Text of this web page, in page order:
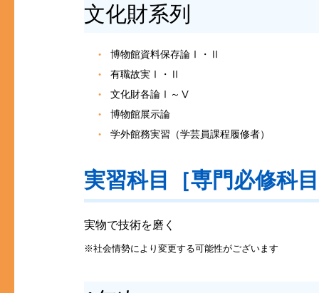
文化財系列
博物館資料保存論Ⅰ・Ⅱ
有職故実Ⅰ・Ⅱ
文化財各論Ⅰ～Ⅴ
博物館展示論
学外館務実習（学芸員課程履修者）
実習科目［専門必修科
実物で技術を磨く
※社会情勢により変更する可能性がございます